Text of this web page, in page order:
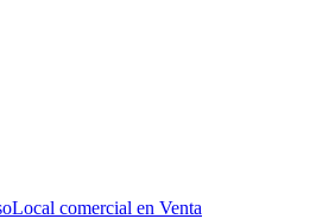
Local comercial en Venta